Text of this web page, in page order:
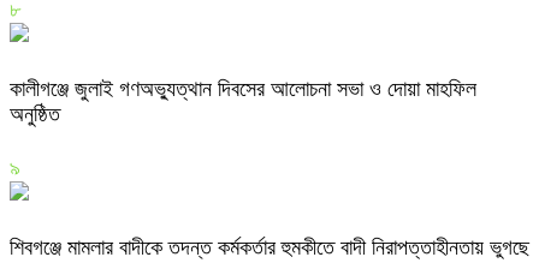
৮
কালীগঞ্জে জুলাই গণঅভ্যুত্থান দিবসের আলোচনা সভা ও দোয়া মাহফিল
অনুষ্ঠিত
৯
শিবগঞ্জে মামলার বাদীকে তদন্ত কর্মকর্তার হুমকীতে বাদী নিরাপত্তাহীনতায় ভুগছে